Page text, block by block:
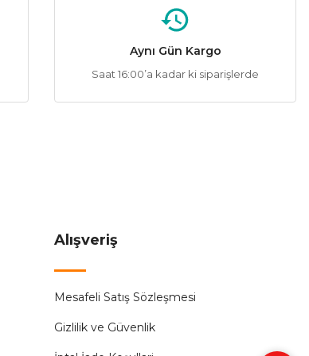
Aynı Gün Kargo
Saat 16:00’a kadar ki siparişlerde
Alışveriş
Mesafeli Satış Sözleşmesi
Gizlilik ve Güvenlik